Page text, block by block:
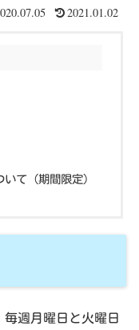
2021.01.02
て（期間限定）
週月曜日と火曜日